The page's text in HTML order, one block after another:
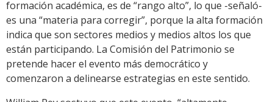
formación académica, es de “rango alto”, lo que -señaló-
es una “materia para corregir”, porque la alta formación
indica que son sectores medios y medios altos los que
están participando. La Comisión del Patrimonio se
pretende hacer el evento más democrático y
comenzaron a delinearse estrategias en este sentido.